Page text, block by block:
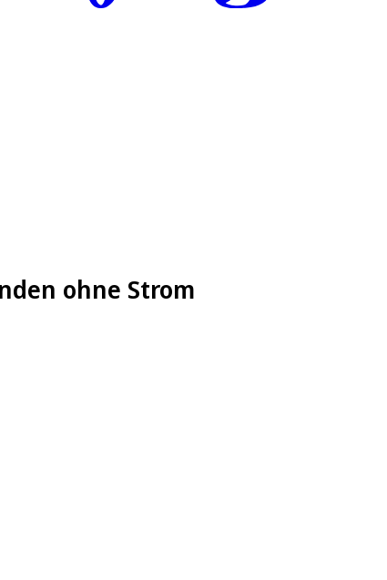
ohne Strom